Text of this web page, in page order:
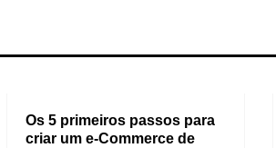
Os 5 primeiros passos para
criar um e-Commerce de